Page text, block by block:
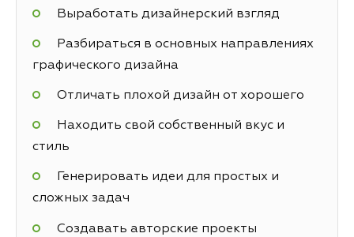
Выработать дизайнерский взгляд
Разбираться в основных направлениях
графического дизайна
Отличать плохой дизайн от хорошего
Находить свой собственный вкус и
стиль
Генерировать идеи для простых и
сложных задач
Создавать авторские проекты